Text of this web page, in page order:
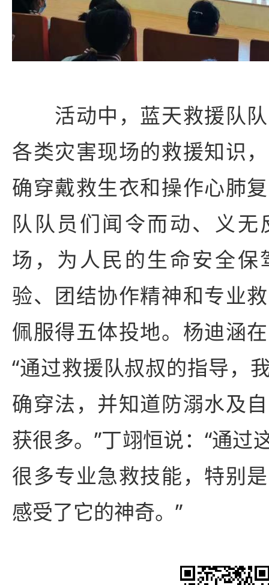
活动中，蓝天救援队队
各类灾害现场的救援知识
确穿戴救生衣和操作心肺
队队员们闻令而动、义无
场，为人民的生命安全保
验、团结协作精神和专业
佩服得五体投地。杨迪涵
“通过救援队叔叔的指导，
确穿法，并知道防溺水及
获很多。”丁翊恒说：“通过
很多专业急救技能，特别
感受了它的神奇。”